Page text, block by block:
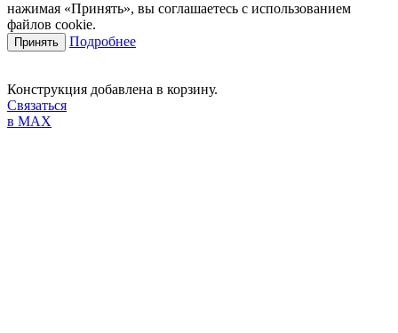
нажимая «Принять», вы соглашаетесь с использованием
файлов cookie.
Принять Подробнее
Конструкция добавлена в корзину.
Связаться
в MAX